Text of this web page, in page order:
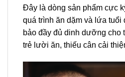
Đây là dòng sản phẩm cực
quá trình ăn dặm và lứa tuổi
bảo đầy đủ dinh dưỡng cho
trẻ lười ăn, thiếu cân cải